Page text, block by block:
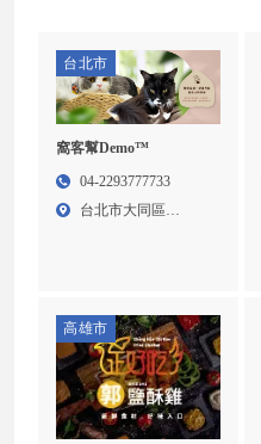
台北市
窩客幫Demo™
04-2293777733
台北市大同區
高雄市